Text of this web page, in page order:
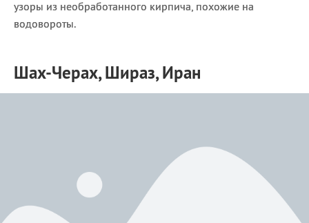
узоры из необработанного кирпича, похожие на
водовороты.
Шах-Черах, Шираз, Иран